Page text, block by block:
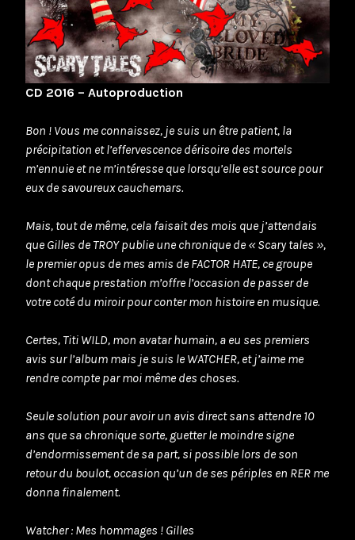
CD 2016 – Autoproduction
Bon ! Vous me connaissez, je suis un être patient, la
précipitation et l’effervescence dérisoire des mortels
m’ennuie et ne m’intéresse que lorsqu’elle est source pour
eux de savoureux cauchemars.
Mais, tout de même, cela faisait des mois que j’attendais
que Gilles de TROY publie une chronique de « Scary tales »,
le premier opus de mes amis de FACTOR HATE, ce groupe
dont chaque prestation m’offre l’occasion de passer de
votre coté du miroir pour conter mon histoire en musique.
Certes, Titi WILD, mon avatar humain, a eu ses premiers
avis sur l’album mais je suis le WATCHER, et j’aime me
rendre compte par moi même des choses.
Seule solution pour avoir un avis direct sans attendre 10
ans que sa chronique sorte, guetter le moindre signe
d’endormissement de sa part, si possible lors de son
retour du boulot, occasion qu’un de ses périples en RER me
donna finalement.
Watcher : Mes hommages ! Gilles